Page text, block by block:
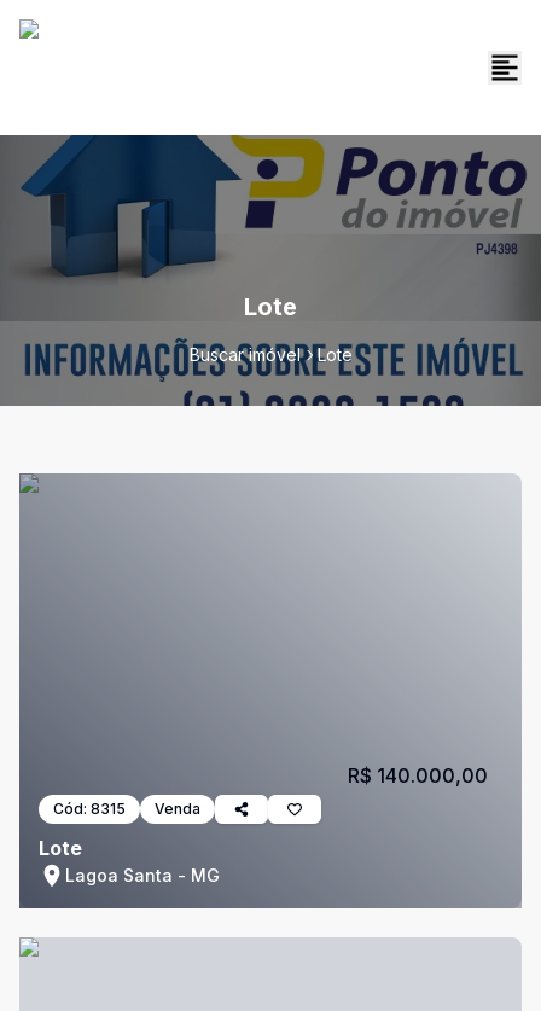
Lote
Buscar imóvel Lote
Cód: 8315 Venda
Lote
Lagoa Santa - MG
R$ 140.000,00